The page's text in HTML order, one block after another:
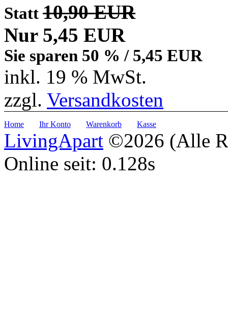
Statt 10,90 EUR
Nur 5,45 EUR
Sie sparen 50 % / 5,45 EUR
inkl. 19 % MwSt.
zzgl. Versandkosten
Home Ihr Konto Warenkorb Kasse
LivingApart ©2026 (Alle
Online seit: 0.128s